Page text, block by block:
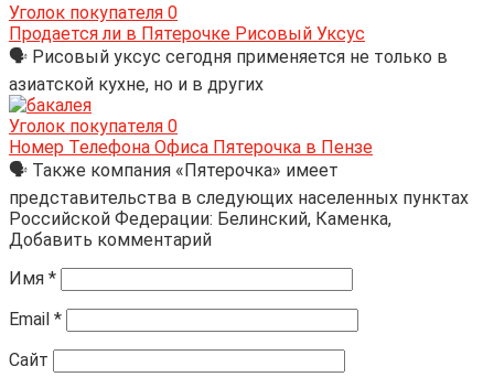
Уголок покупателя 0
Продается ли в Пятерочке Рисовый Уксус
🗣 Рисовый уксус сегодня применяется не только в
азиатской кухне, но и в других
Уголок покупателя 0
Номер Телефона Офиса Пятерочка в Пензе
🗣 Также компания «Пятерочка» имеет
представительства в следующих населенных пунктах
Российской Федерации: Белинский, Каменка,
Добавить комментарий
Имя *
Email *
Сайт